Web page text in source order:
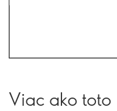
Viac ako toto